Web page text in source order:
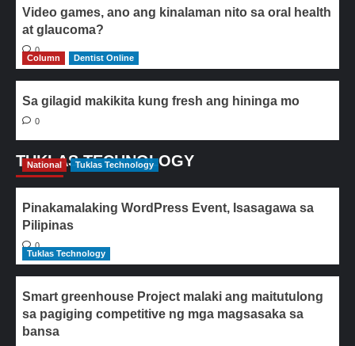
Video games, ano ang kinalaman nito sa oral health
at glaucoma?
0
Column
Dentist Online
Sa gilagid makikita kung fresh ang hininga mo
0
TUKLAS TECHNOLOGY
National Tuklas Technology
Pinakamalaking WordPress Event, Isasagawa sa
Pilipinas
0
Tuklas Technology
Smart greenhouse Project malaki ang maitutulong
sa pagiging competitive ng mga magsasaka sa
bansa